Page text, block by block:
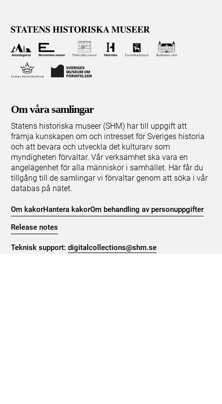
Om våra samlingar
Statens historiska museer (SHM) har till uppgift att
främja kunskapen om och intresset för Sveriges historia
och att bevara och utveckla det kulturarv som
myndigheten förvaltar. Vår verksamhet ska vara en
angelägenhet för alla människor i samhället. Här får du
tillgång till de samlingar vi förvaltar genom att söka i vår
databas på nätet.
Om kakorHantera kakorOm behandling av personuppgifter
Release notes
Teknisk support:digitalcollections@shm.se